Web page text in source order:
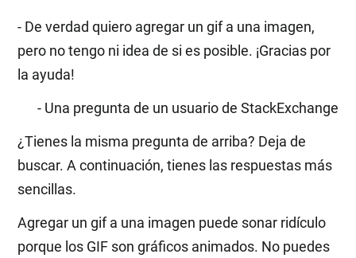
- De verdad quiero agregar un gif a una imagen,
pero no tengo ni idea de si es posible. ¡Gracias por
la ayuda!
- Una pregunta de un usuario de StackExchange
¿Tienes la misma pregunta de arriba? Deja de
buscar. A continuación, tienes las respuestas más
sencillas.
Agregar un gif a una imagen puede sonar ridículo
porque los GIF son gráficos animados. No puedes